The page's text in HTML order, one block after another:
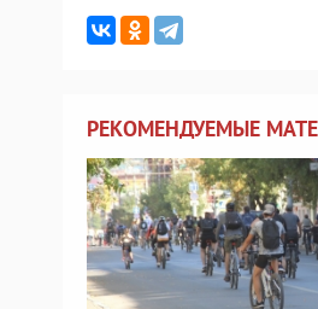
РЕКОМЕНДУЕМЫЕ